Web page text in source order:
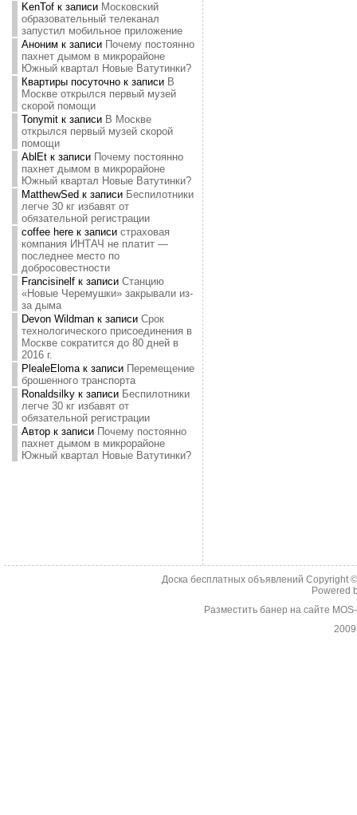
KenTofк записи Московский
образовательный телеканал
запустил мобильное приложение
Аноним к записи Почему постоянно
пахнет дымом в микрорайоне
Южный квартал Новые Ватутинки?
Квартиры посуточнок записи В
Москве открылся первый музей
скорой помощи
Tonymitк записи В Москве
открылся первый музей скорой
помощи
AblEtк записи Почему постоянно
пахнет дымом в микрорайоне
Южный квартал Новые Ватутинки?
MatthewSed к записи Беспилотники
легче 30 кг избавят от
обязательной регистрации
coffee hereк записи страховая
компания ИНТАЧ не платит —
последнее место по
добросовестности
Francisinelfк записи Станцию
«Новые Черемушки» закрывали из-
за дыма
Devon Wildmanк записи Срок
технологического присоединения в
Москве сократится до 80 дней в
2016 г.
PlealeElomaк записи Перемещение
брошенного транспорта
Ronaldsilkyк записи Беспилотники
легче 30 кг избавят от
обязательной регистрации
Авторк записи Почему постоянно
пахнет дымом в микрорайоне
Южный квартал Новые Ватутинки?
Доска бесплатных объявлений Copyright
Powered
Разместить банер на сайте